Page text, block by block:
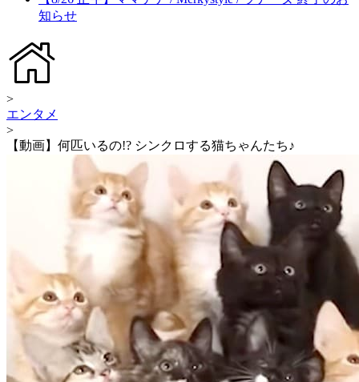
知らせ
>
エンタメ
>
【動画】何匹いるの!? シンクロする猫ちゃんたち♪